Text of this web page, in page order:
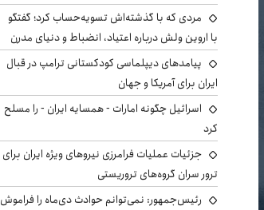
مردی که با گذشته‌اش تسویه‌حساب کرد؛ گفتگو
با اروین ولش درباره اعتیاد، انضباط و دنیای مدرن
پیامدهای دیپلماسی کودکستانی ترامپ در قبال
ایران برای آمریکا و جهان
اسرائیل چگونه امارات - همسایه ایران - را مسلح
کرد
جزئیات عملیات فرامرزی نیروهای ویژه ایران برای
ترور سران گروه‌های تروریستی
رئیس‌جمهور: نمی‌توانم حوادث دی‌ماه را فراموش